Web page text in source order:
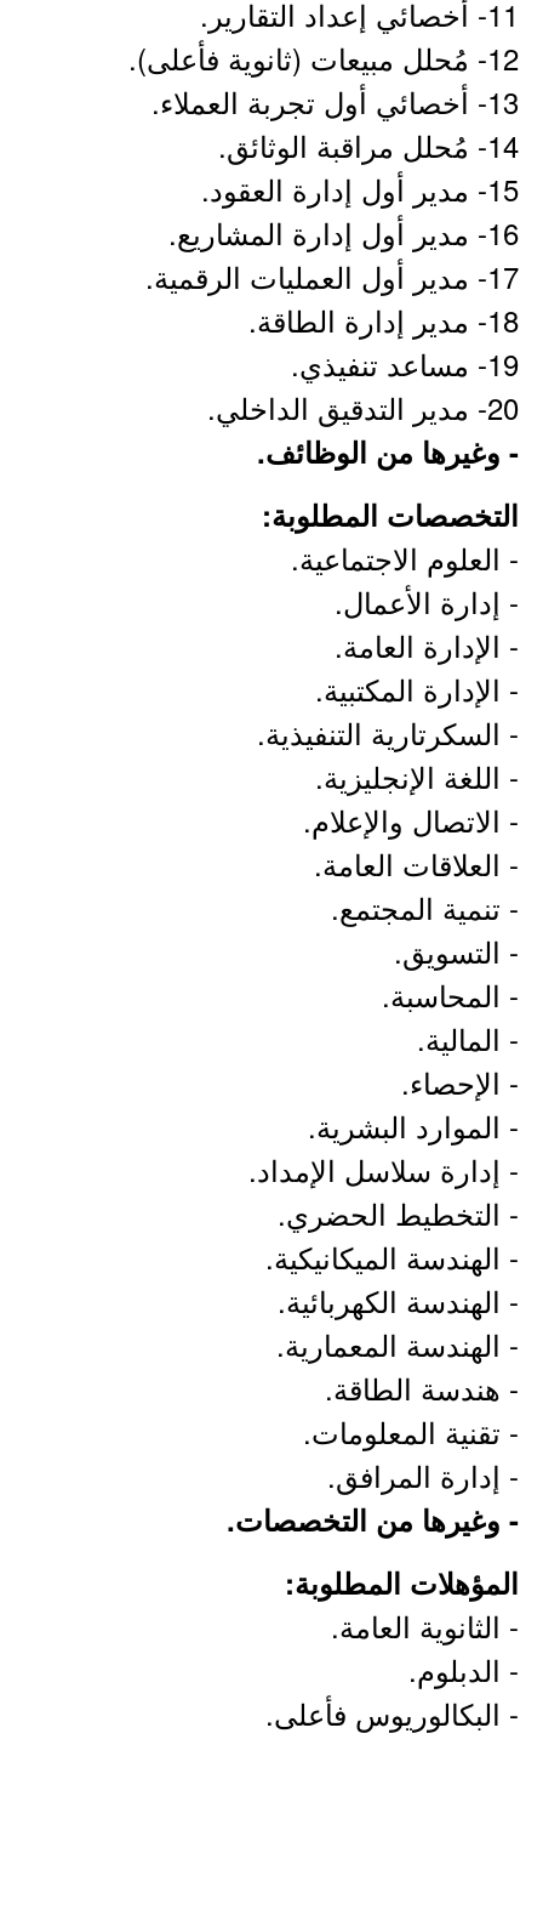
11- أخصائي إعداد التقارير.
12- مُحلل مبيعات (ثانوية فأعلى).
13- أخصائي أول تجربة العملاء.
14- مُحلل مراقبة الوثائق.
15- مدير أول إدارة العقود.
16- مدير أول إدارة المشاريع.
17- مدير أول العمليات الرقمية.
18- مدير إدارة الطاقة.
19- مساعد تنفيذي.
20- مدير التدقيق الداخلي.
- وغيرها من الوظائف.
التخصصات المطلوبة:
- العلوم الاجتماعية.
- إدارة الأعمال.
- الإدارة العامة.
- الإدارة المكتبية.
- السكرتارية التنفيذية.
- اللغة الإنجليزية.
- الاتصال والإعلام.
- العلاقات العامة.
- تنمية المجتمع.
- التسويق.
- المحاسبة.
- المالية.
- الإحصاء.
- الموارد البشرية.
- إدارة سلاسل الإمداد.
- التخطيط الحضري.
- الهندسة الميكانيكية.
- الهندسة الكهربائية.
- الهندسة المعمارية.
- هندسة الطاقة.
- تقنية المعلومات.
- إدارة المرافق.
- وغيرها من التخصصات.
المؤهلات المطلوبة:
- الثانوية العامة.
- الدبلوم.
- البكالوريوس فأعلى.